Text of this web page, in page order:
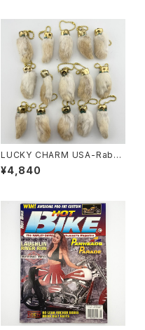
LUCKY CHARM USA-Rabbi
ts Foot key chain,Natural
N.O.S.
¥4,840